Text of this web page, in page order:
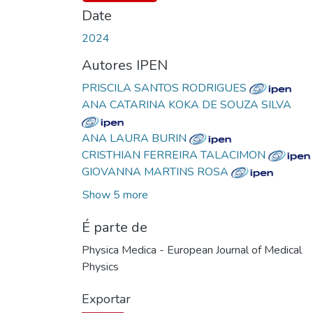
Date
2024
Autores IPEN
PRISCILA SANTOS RODRIGUES
ANA CATARINA KOKA DE SOUZA SILVA
ANA LAURA BURIN
CRISTHIAN FERREIRA TALACIMON
GIOVANNA MARTINS ROSA
Show 5 more
É parte de
Physica Medica - European Journal of Medical
Physics
Exportar